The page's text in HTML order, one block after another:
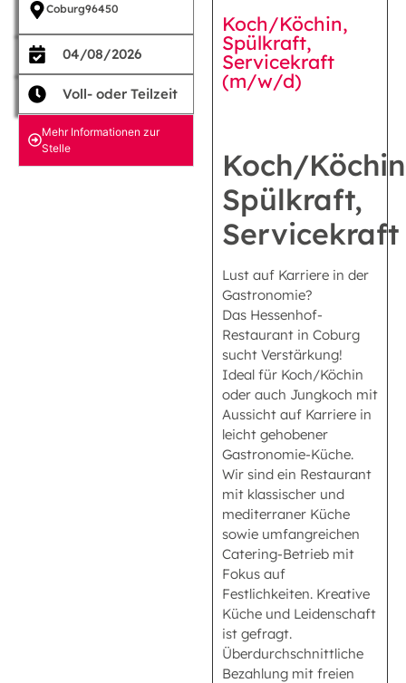
Coburg96450
04/08/2026
Voll- oder Teilzeit
Mehr Informationen zur
Stelle
Koch/Köchin,
Spülkraft,
Servicekraft
(m/w/d)
Koch/
Spülkraft,
Servicekraft
Lust auf Karriere in der
Gastronomie?
Das Hessenhof-
Restaurant in Coburg
sucht Verstärkung!
Ideal für Koch/Köchin
oder auch Jungkoch mit
Aussicht auf Karriere in
leicht gehobener
Gastronomie-Küche.
Wir sind ein Restaurant
mit klassischer und
mediterraner Küche
sowie umfangreichen
Catering-Betrieb mit
Fokus auf
Festlichkeiten. Kreative
Küche und Leidenschaft
ist gefragt.
Überdurchschnittliche
Bezahlung mit freien